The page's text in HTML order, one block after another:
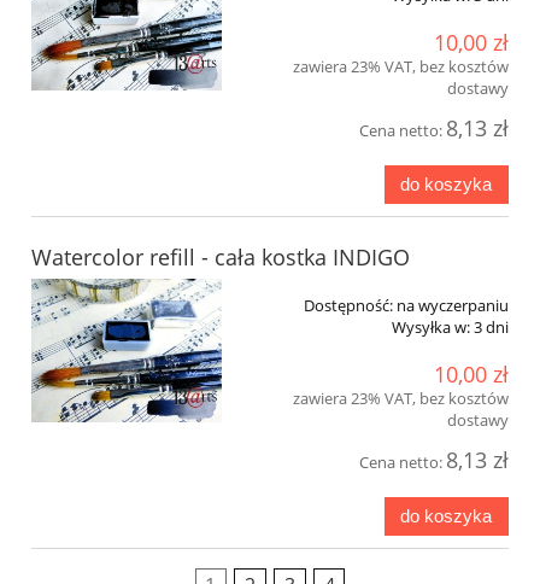
10,00 zł
zawiera 23% VAT, bez kosztów
dostawy
Cena netto: 8,13 zł
do koszyka
Watercolor refill - cała kostka INDIGO
Dostępność: na wyczerpaniu
Wysyłka w:3 dni
10,00 zł
zawiera 23% VAT, bez kosztów
dostawy
Cena netto: 8,13 zł
do koszyka